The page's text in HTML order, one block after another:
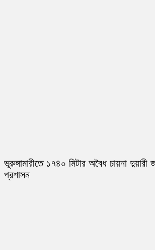
ভূরুঙ্গামারীতে ১৭৪০ মিটার অবৈধ চায়না
প্রশাসন